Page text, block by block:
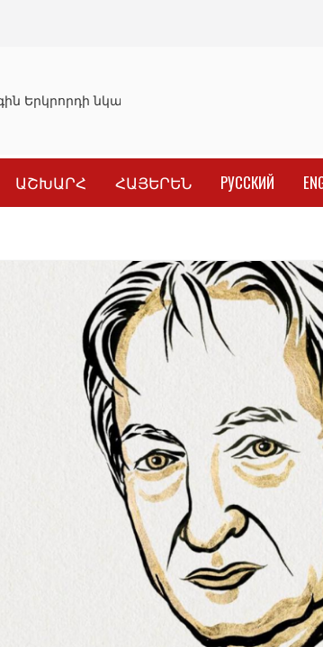
Երկրորդի նկատմամբ սահմանափակման
ԱՇԽԱՐՀ ՀԱՅԵՐԵՆ РУССКИЙ